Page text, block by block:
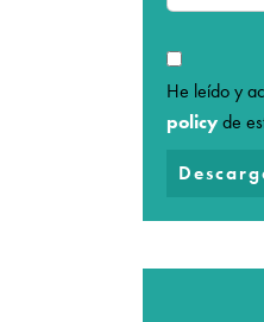
He leído y
policy de